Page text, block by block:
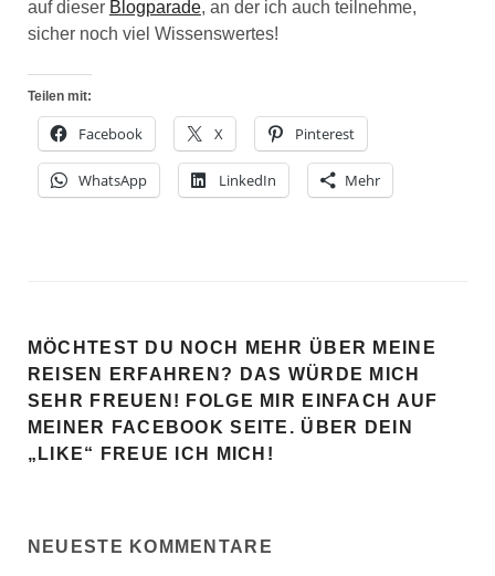
auf dieser Blogparade, an der ich auch teilnehme,
sicher noch viel Wissenswertes!
Teilen mit:
Facebook X Pinterest
WhatsApp LinkedIn Mehr
MÖCHTEST DU NOCH MEHR ÜBER MEINE
REISEN ERFAHREN? DAS WÜRDE MICH
SEHR FREUEN! FOLGE MIR EINFACH AUF
MEINER FACEBOOK SEITE. ÜBER DEIN
„LIKE“ FREUE ICH MICH!
NEUESTE KOMMENTARE